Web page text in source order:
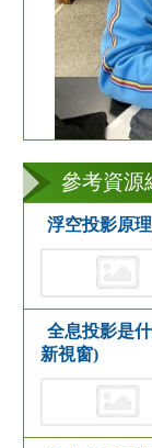
參考資源
浮空投影原
全息投影是
新視窗)